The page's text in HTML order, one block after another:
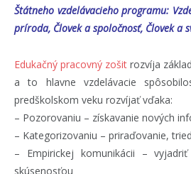
Štátneho vzdelávacieho programu:
príroda, Človek a spoločnosť, Človek a
Edukačný pracovný zošit rozvíja
a to hlavne vzdelávacie
predškolskom veku rozvíjať vďaka:
– Pozorovaniu – získavanie nových
– Kategorizovaniu – priraďovanie,
– Empirickej komunikácii –
skúsenosťou